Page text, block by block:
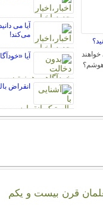
هوشم؟
آیا می
می‌کند!
آیا
انقراض
قرن بیست و یکم